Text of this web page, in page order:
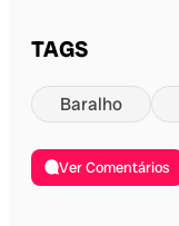
TAGS
Baralho
Ver Comentários